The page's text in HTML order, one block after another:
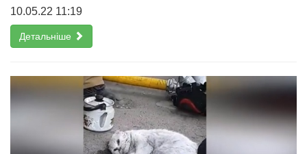
10.05.22 11:19
Детальніше